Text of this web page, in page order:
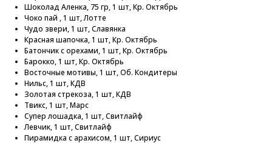
Шоколад Аленка, 75 гр, 1 шт, Кр. Октябрь
Чоко пай , 1 шт, Лотте
Чудо звери, 1 шт, Славянка
Красная шапочка, 1 шт, Кр. Октябрь
Батончик с орехами, 1 шт, Кр. Октябрь
Барокко, 1 шт, Кр. Октябрь
Восточные мотивы, 1 шт, Об. Кондитеры
Нильс, 1 шт, КДВ
Золотая стрекоза, 1 шт, КДВ
Твикс, 1 шт, Марс
Супер лошадка, 1 шт, Свитлайф
Левчик, 1 шт, Свитлайф
Пирамидка с арахисом, 1 шт, Сириус